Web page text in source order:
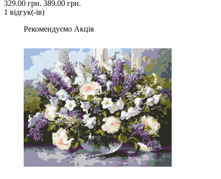
329.00 грн. 389.00 грн.
1 вiдгук(-iв)
Рекомендуємо Акція